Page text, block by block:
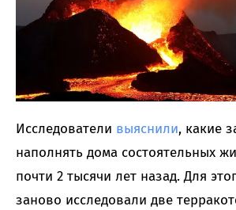
Исследователи выяснили, какие
наполнять дома состоятельных
почти 2 тысячи лет назад. Для
заново исследовали две